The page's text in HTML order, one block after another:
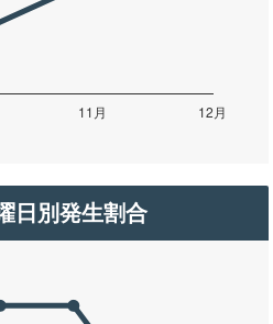
日別発生割合